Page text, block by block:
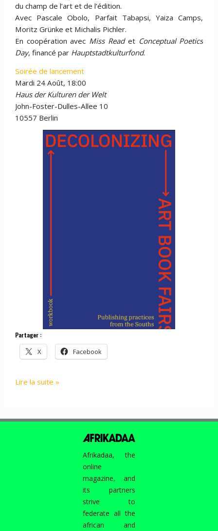
du champ de l’art et de l’édition.
Avec Pascale Obolo, Parfait Tabapsi, Yaiza Camps,
Moritz Grünke et Michalis Pichler.
En coopération avec Miss Read et Conceptual Poetics
Day, financé par Hauptstadtkulturfond.
Soirée de lancement
Mardi 24 Août, 18:00
Haus der Kulturen der Welt
John-Foster-Dulles-Allee 10
10557 Berlin
Partager :
X Facebook
EVENEMENT
Lire la suite »
Afrikadaa, the
online
magazine, and
its partners
strive to
federate all the
african and